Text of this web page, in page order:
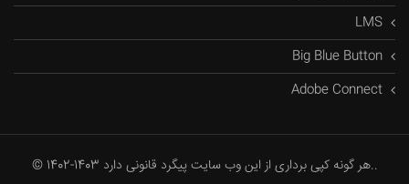
LMS
Big Blue Button
Adobe Connect
© 1402-1403 هر گونه کپی برداری از این وب سایت پیگرد قانونی دارد..